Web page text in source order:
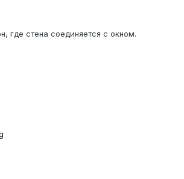
где стена соединяется с окном.